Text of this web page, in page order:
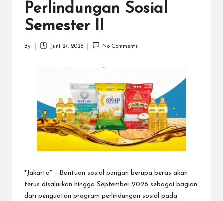
Perlindungan Sosial
Semester II
Posted
By Juni 27, 2026 No Comments
*Jakarta* – Bantuan sosial pangan berupa beras akan
terus disalurkan hingga September 2026 sebagai bagian
dari penguatan program perlindungan sosial pada